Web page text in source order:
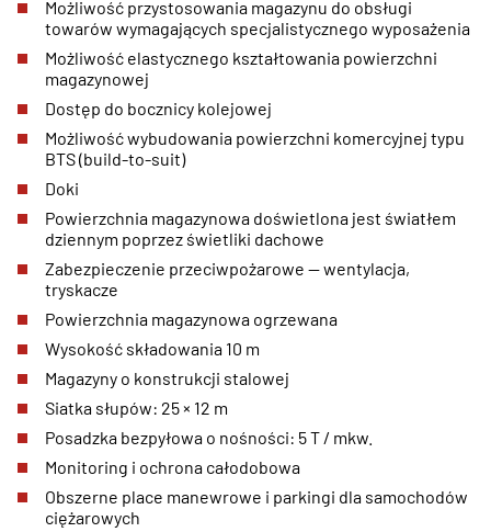
Możliwość przystosowania magazynu do obsługi
towarów wymagających specjalistycznego wyposażenia
Możliwość elastycznego kształtowania powierzchni
magazynowej
Dostęp do bocznicy kolejowej
Możliwość wybudowania powierzchni komercyjnej typu
BTS (build-to-suit)
Doki
Powierzchnia magazynowa doświetlona jest światłem
dziennym poprzez świetliki dachowe
Zabezpieczenie przeciwpożarowe — wentylacja,
tryskacze
Powierzchnia magazynowa ogrzewana
Wysokość składowania 10 m
Magazyny o konstrukcji stalowej
Siatka słupów: 25 × 12 m
Posadzka bezpyłowa o nośności: 5 T / mkw.
Monitoring i ochrona całodobowa
Obszerne place manewrowe i parkingi dla samochodów
ciężarowych